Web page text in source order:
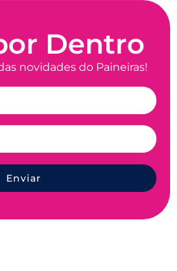
Dentro
novidades do Paineiras!
Enviar